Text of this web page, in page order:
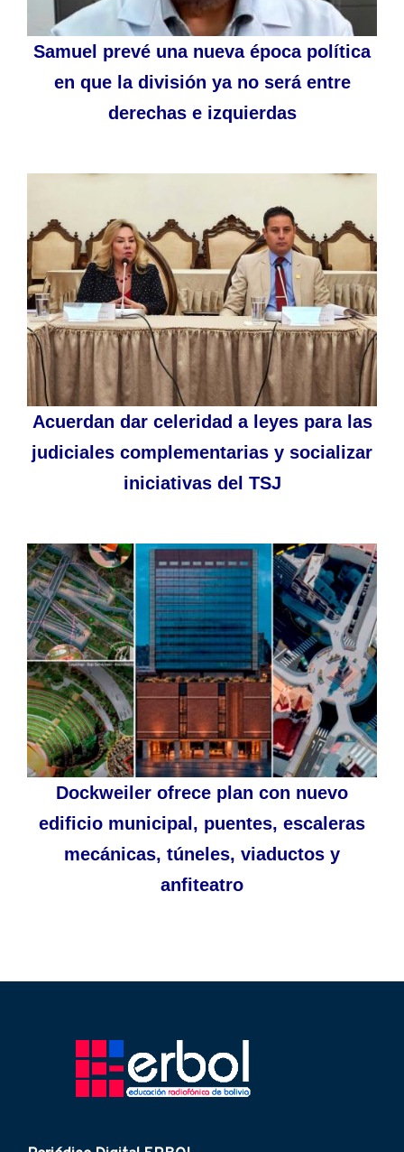
Samuel prevé una nueva época política
en que la división ya no será entre
derechas e izquierdas
Acuerdan dar celeridad a leyes para las
judiciales complementarias y socializar
iniciativas del TSJ
Dockweiler ofrece plan con nuevo
edificio municipal, puentes, escaleras
mecánicas, túneles, viaductos y
anfiteatro